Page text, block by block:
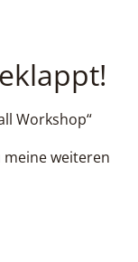
Workshop“
weiteren